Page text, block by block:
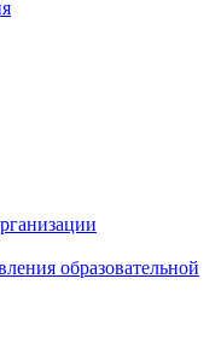
образовательной